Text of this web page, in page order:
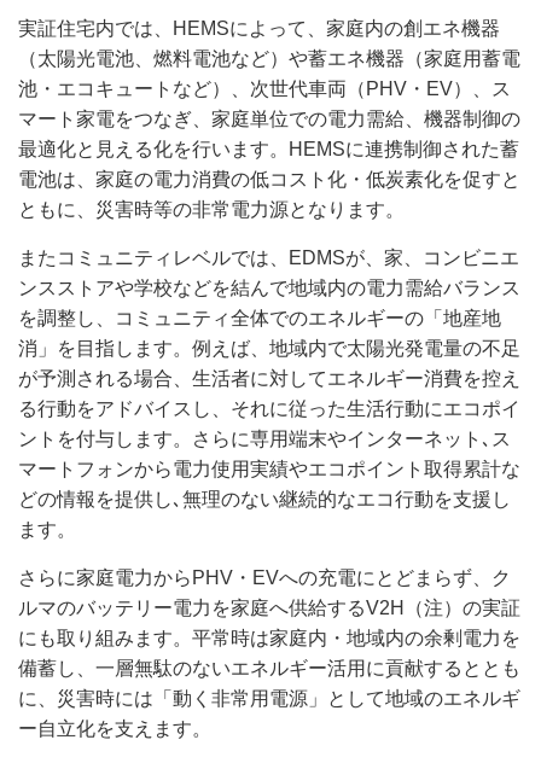
実証住宅内では、HEMSによって、家庭内の創エネ機器
（太陽光電池、燃料電池など）や蓄エネ機器（家庭用蓄電
池・エコキュートなど）、次世代車両（PHV・EV）、ス
マート家電をつなぎ、家庭単位での電力需給、機器制御の
最適化と見える化を行います。HEMSに連携制御された蓄
電池は、家庭の電力消費の低コスト化・低炭素化を促すと
ともに、災害時等の非常電力源となります。
またコミュニティレベルでは、EDMSが、家、コンビニエ
ンスストアや学校などを結んで地域内の電力需給バランス
を調整し、コミュニティ全体でのエネルギーの「地産地
消」を目指します。例えば、地域内で太陽光発電量の不足
が予測される場合、生活者に対してエネルギー消費を控え
る行動をアドバイスし、それに従った生活行動にエコポイ
ントを付与します。さらに専用端末やインターネット､ス
マートフォンから電力使用実績やエコポイント取得累計な
どの情報を提供し､無理のない継続的なエコ行動を支援し
ます。
さらに家庭電力からPHV・EVへの充電にとどまらず、ク
ルマのバッテリー電力を家庭へ供給するV2H（注）の実証
にも取り組みます。平常時は家庭内・地域内の余剰電力を
備蓄し、一層無駄のないエネルギー活用に貢献するととも
に、災害時には「動く非常用電源」として地域のエネルギ
ー自立化を支えます。